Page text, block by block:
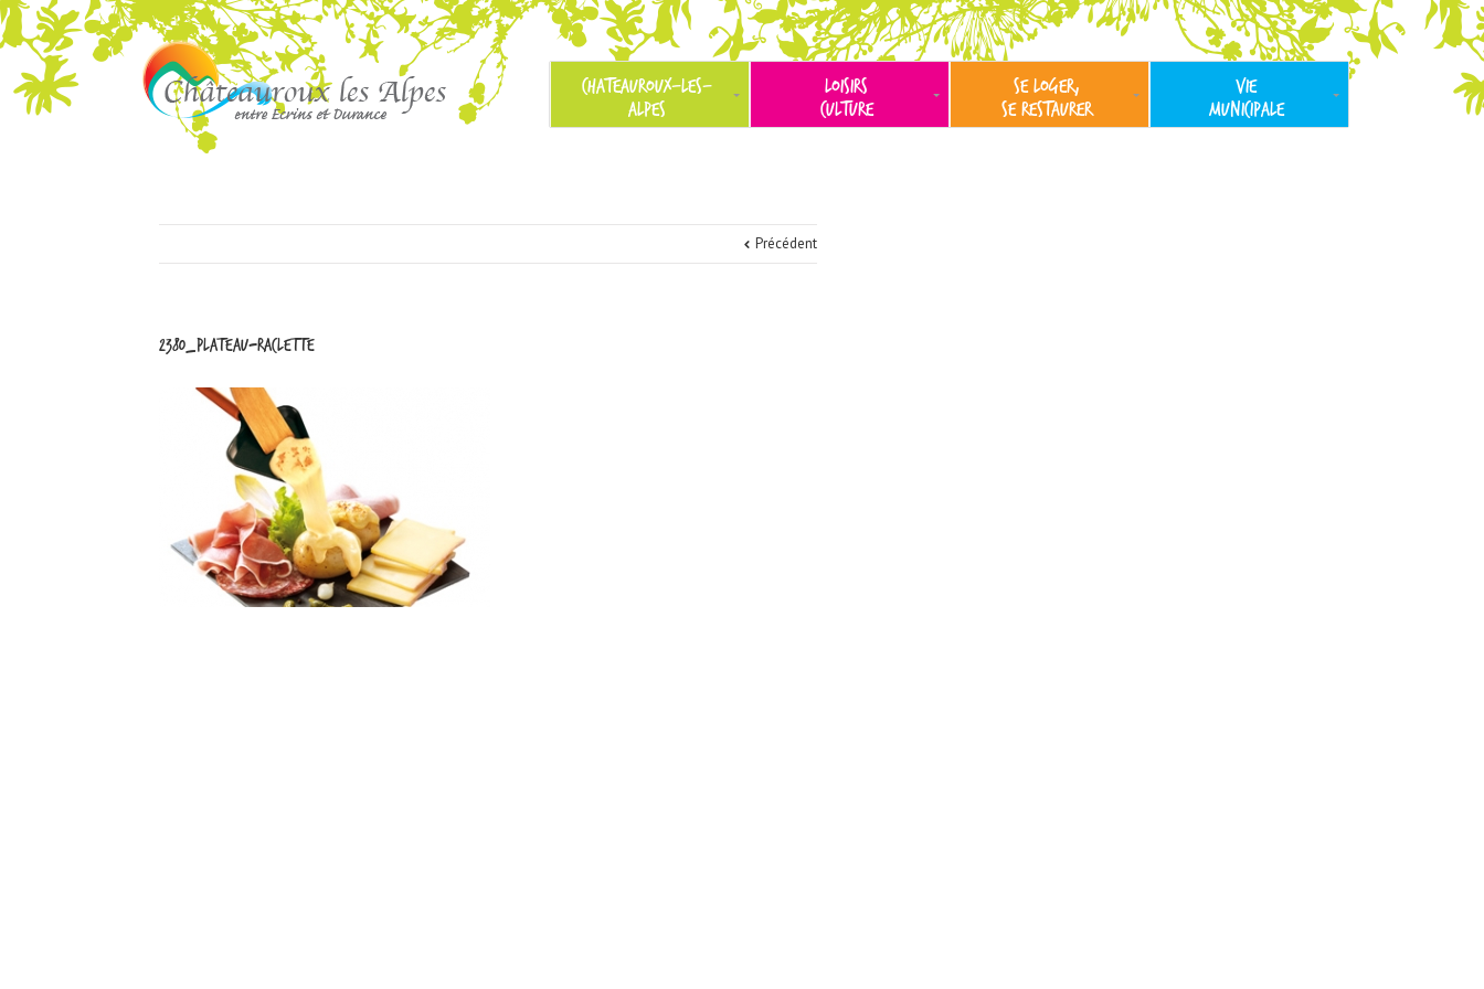
CHATEAUROUX-LES-
ALPES
LOISIRS
CULTURE
SE LOGER,
SE RESTAURER
VIE
MUNICIPALE
Précédent
2380_plateau-raclette